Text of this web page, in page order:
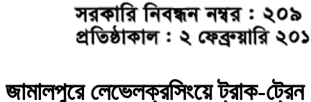
জামালপুরে লেভেলক্রসিংয়ে ট্রাক-ট্রেন